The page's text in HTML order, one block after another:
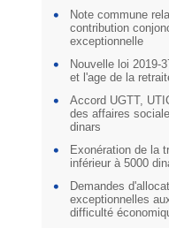
Note commune
contribution
exceptionnelle
Nouvelle loi 2019-
et l'age de la
Accord UGTT,
des affaires
dinars
Exonération de la
inférieur à 5000
Demandes
exceptionnelles
difficulté